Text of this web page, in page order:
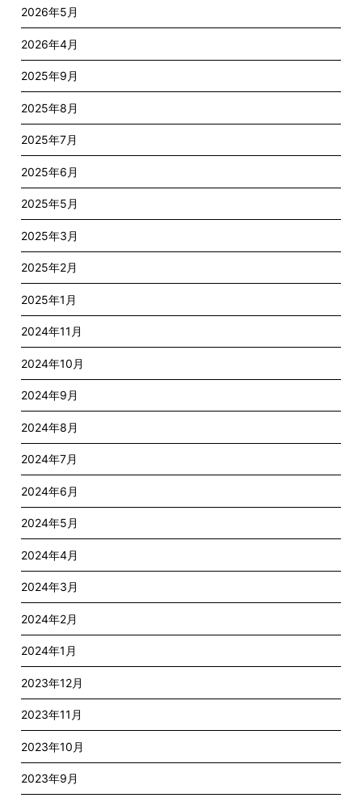
2026年5月
2026年4月
2025年9月
2025年8月
2025年7月
2025年6月
2025年5月
2025年3月
2025年2月
2025年1月
2024年11月
2024年10月
2024年9月
2024年8月
2024年7月
2024年6月
2024年5月
2024年4月
2024年3月
2024年2月
2024年1月
2023年12月
2023年11月
2023年10月
2023年9月